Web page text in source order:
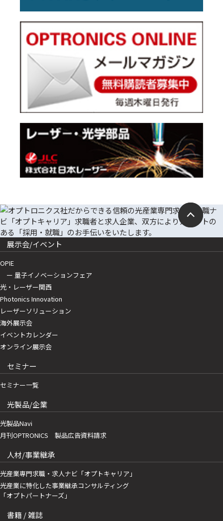
展示会/イベント
OPIE
ー 量子イノベーションフェア
光・レーザー関西
Photonics Innovation
レーザーソリューション
海外展示会
イベントカレンダー
オンライン展示会
セミナー
セミナー一覧
光製品/企業
光製品Navi
月刊OPTRONICS 製品広告資料請求
人材/事業継承
光産業専門求職・求人ナビ「オプトキャリア」
光産業に特化した事業継承コンサルティング
「オプトパートナーズ」
書籍 / 雑誌